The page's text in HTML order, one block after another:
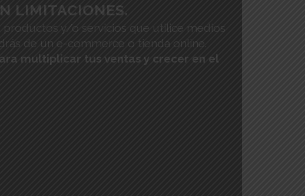
LIMITACIONES.
y/o servicios que utilice medios
de un e-commerce o tienda online.
multiplicar tus ventas y crecer en el